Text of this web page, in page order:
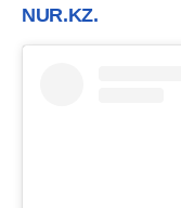
NUR.KZ.